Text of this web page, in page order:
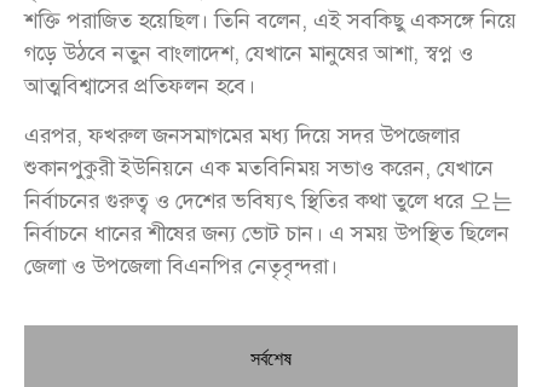
শক্তি পরাজিত হয়েছিল। তিনি বলেন, এই সবকিছু একসঙ্গে নিয়ে
গড়ে উঠবে নতুন বাংলাদেশ, যেখানে মানুষের আশা, স্বপ্ন ও
আত্মবিশ্বাসের প্রতিফলন হবে।
এরপর, ফখরুল জনসমাগমের মধ্য দিয়ে সদর উপজেলার
শুকানপুকুরী ইউনিয়নে এক মতবিনিময় সভাও করেন, যেখানে
নির্বাচনের গুরুত্ব ও দেশের ভবিষ্যৎ স্থিতির কথা তুলে ধরে 오는
নির্বাচনে ধানের শীষের জন্য ভোট চান। এ সময় উপস্থিত ছিলেন
জেলা ও উপজেলা বিএনপির নেতৃবৃন্দরা।
সর্বশেষ